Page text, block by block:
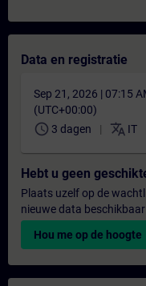
Data en registratie
Sep 21, 2026 | 07:15
(UTC+00:00)
schedule 3 dagen translate IT
Hebt u geen
Plaats uzelf op de
nieuwe data beschikbaar
Hou me op de hoogte